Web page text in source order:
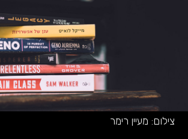
צילום: מעיין רימר